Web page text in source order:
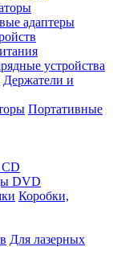
адаптеры
устройства
Держатели и
Портативные
DVD
Коробки,
Для лазерных